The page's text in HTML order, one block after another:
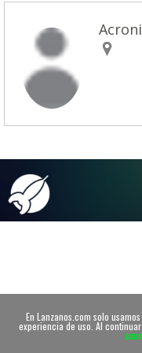
En Lanzanos.com solo
experiencia de uso. Al